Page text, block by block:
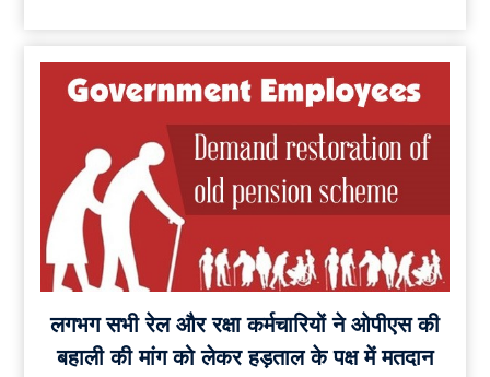
लगभग सभी रेल और रक्षा कर्मचारियों ने ओपीएस की
बहाली की मांग को लेकर हड़ताल के पक्ष में मतदान